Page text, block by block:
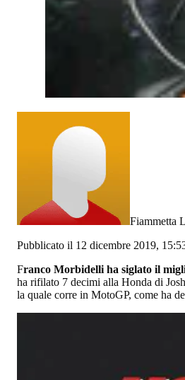
Fiammetta
Pubblicato il 12 dicembre 2019,
Franco Morbidelli ha siglato il
ha rifilato 7 decimi alla Honda di
la quale corre in MotoGP, come ha